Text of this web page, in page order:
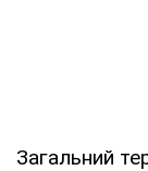
Загальний